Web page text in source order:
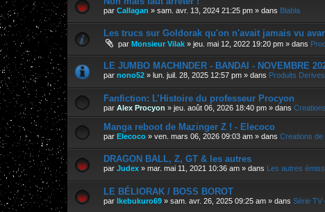
par Callagan » sam. avr. 13, 2024 21:25 pm » dans Blabla
Les trucs sur Goldorak qu'on n'avait jamais vu
par Monsieur Vilak » jeu. mai 12, 2022 19:20 pm » dans
LE JUMBO MACHINDER - BANDAI - NOVEMBRE
par nono52 » lun. juil. 28, 2025 12:57 pm » dans Produits Derives
Fanfiction: L’Histoire du professeur Procyon
par Alex Procyon » jeu. août 06, 2026 18:40 pm » dans
Manga reboot de Mazinger Z ! - Elecoco
par Elecoco » ven. mars 06, 2026 09:03 am » dans Creations de
DRAGON BALL, Z, GT & les autres
par Judex » mar. mai 11, 2021 10:36 am » dans Les autres
LE BÉLIORAK / BOSS BOROT
par Ikebukuro69 » sam. avr. 26, 2025 09:25 am » dans Série TV